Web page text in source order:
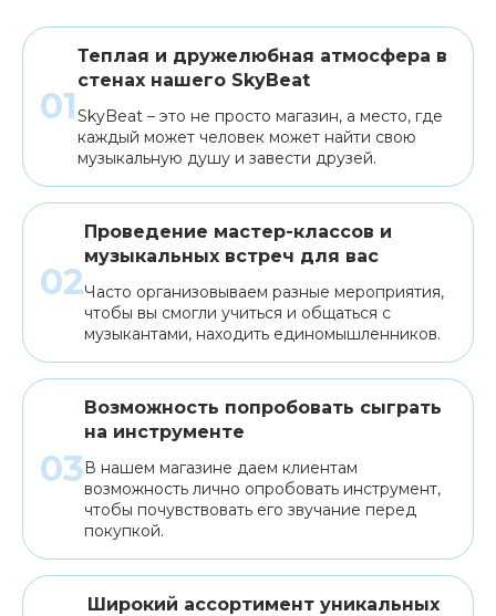
Теплая и дружелюбная атмосфера в
стенах нашего SkyBeat
SkyBeat – это не просто магазин, а место, где
каждый может человек может найти свою
музыкальную душу и завести друзей.
Проведение мастер-классов и
музыкальных встреч для вас
Часто организовываем разные мероприятия,
чтобы вы смогли учиться и общаться с
музыкантами, находить единомышленников.
Возможность попробовать сыграть
на инструменте
В нашем магазине даем клиентам
возможность лично опробовать инструмент,
чтобы почувствовать его звучание перед
покупкой.
Широкий ассортимент уникальных